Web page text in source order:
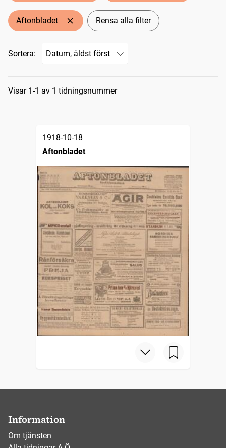
Aftonbladet Rensa alla filter
Sortera:
Sökresultat
Visar 1-1 av 1 tidningsnummer
1918-10-18
Aftonbladet
Information
Om tjänsten